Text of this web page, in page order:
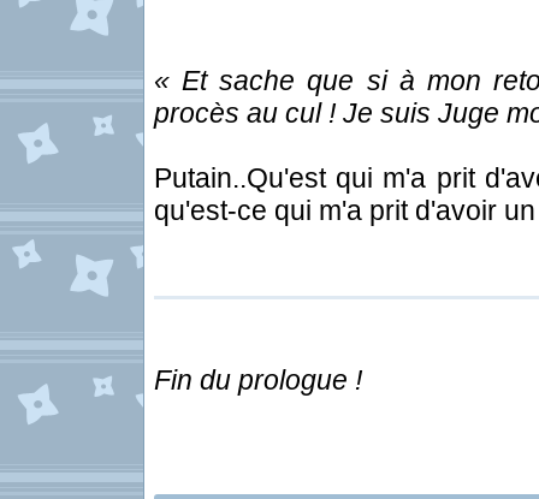
« Et sache que si à mon
procès au cul ! Je suis Juge
Putain..Qu'est qui m'a prit
qu'est-ce qui m'a prit d'avoir
Fin du prologue !